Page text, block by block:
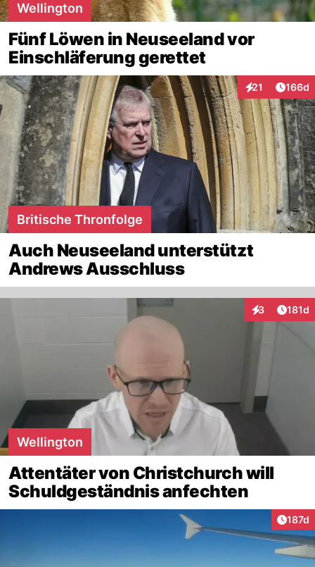
Wellington
Fünf Löwen in Neuseeland vor
Einschläferung gerettet
21
Interaktionen
166d
Britische Thronfolge
Auch Neuseeland unterstützt
Andrews Ausschluss
3
Interaktionen
181d
Wellington
Attentäter von Christchurch will
Schuldgeständnis anfechten
187d